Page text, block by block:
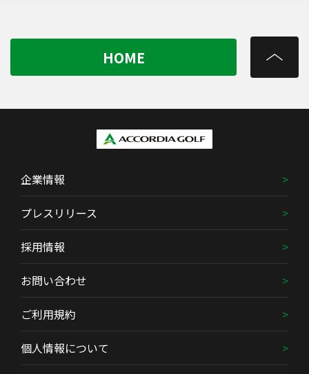
HOME
企業情報
プレスリリース
採用情報
お問い合わせ
ご利用規約
個人情報について